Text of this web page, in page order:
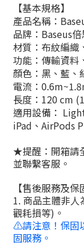
【基本規格】
產品名稱：
品牌：Baseus倍
材質：布紋編織
功能：傳輸資料
顏色：黑、藍、
電流：
長度：120 cm
適用設備：
iPad、AirPods
★提醒：開箱請
並聯繫客服。
【售後服務及保
1. 商品主體非
觀耗損等)。
⚠️請注意！保固
固服務。